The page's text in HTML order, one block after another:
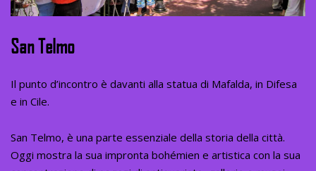
San Telmo
Il punto d’incontro è davanti alla statua di Mafalda, in Difesa
e in Cile.
San Telmo, è una parte essenziale della storia della città.
Oggi mostra la sua impronta bohémien e artistica con la sua